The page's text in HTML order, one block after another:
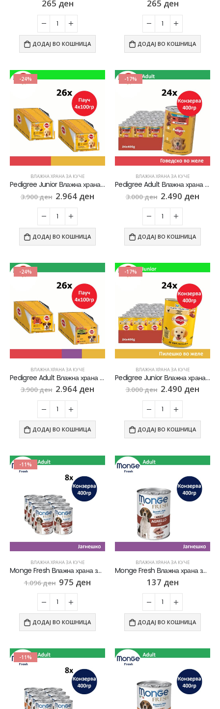
265 ден
ДОДАЈ ВО КОШНИЦА
265 ден
ДОДАЈ ВО КОШНИЦА
-24%
ВЛАЖНА ХРАНА ЗА КУЧЕ
Pedigree Junior Влажна храна за Кученца во раст [сет 26х Кесичка 4×100гр]
3.900ден 2.964 ден
ДОДАЈ ВО КОШНИЦА
-17%
ВЛАЖНА ХРАНА ЗА КУЧЕ
Pedigree Adult Влажна храна за Возрасни кучиња со Парчиња Говедско во желе [24х Конзерва 400гр]
3.000ден 2.490 ден
ДОДАЈ ВО КОШНИЦА
-24%
ВЛАЖНА ХРАНА ЗА КУЧЕ
Pedigree Adult Влажна храна за Возрасни кучиња [сет 26х Кесичка 4×100гр]
3.900ден 2.964 ден
ДОДАЈ ВО КОШНИЦА
-17%
ВЛАЖНА ХРАНА ЗА КУЧЕ
Pedigree Junior Влажна храна за Кученца во раст со Парчиња Пилешко во желе [24х Конзерва 400гр]
3.000ден 2.490 ден
ДОДАЈ ВО КОШНИЦА
-11%
ВЛАЖНА ХРАНА ЗА КУЧЕ
Monge Fresh Влажна храна за Возрасни кучиња со парчиња Јагнешко СЕТ 8х [Конзерва 400гр]
1.096ден 975 ден
ДОДАЈ ВО КОШНИЦА
ВЛАЖНА ХРАНА ЗА КУЧЕ
Monge Fresh Влажна храна за Возрасни кучиња со парчиња Јагнешко [Конзерва 400гр]
137 ден
ДОДАЈ ВО КОШНИЦА
-11%
out of 5
2.256ден